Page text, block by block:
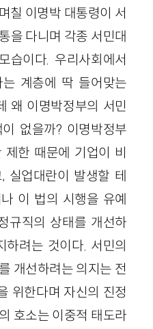
칠 이명박 대통령이 서
을 다니며 각종 서민대
습이다. 우리사회에서
는 계층에 딱 들어맞는
왜 이명박정부의 서민
없을까? 이명박정부
한 때문에 기업이 비
실업대란이 발생할 테
이 법의 시행을 유예
규직의 상태를 개선하
려는 것이다. 서민의
개선하려는 의지는 전
위한다며 자신의 진정
호소는 이중적 태도라